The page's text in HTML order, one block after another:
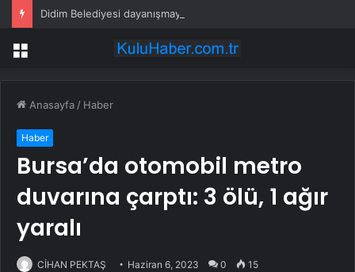
Didim Belediyesi dayanışmayı büyütüyor
Menü
Anasayfa / Haber
Haber
Bursa’da otomobil metro
duvarına çarptı: 3 ölü, 1 ağır
yaralı
CİHAN PEKTAŞ Haziran 6, 2023 0 15